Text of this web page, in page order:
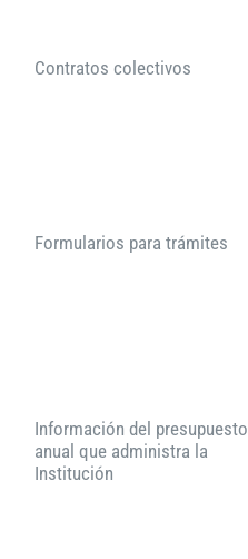
Contratos colectivos
Formularios para trámites
Información del presupuesto
anual que administra la
Institución